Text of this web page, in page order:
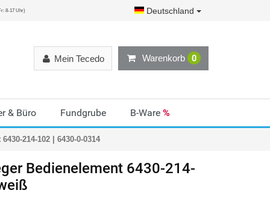
8-17 Uhr) Deutschland
Warenkorb 0
Mein Tecedo
& Büro Fundgrube B-Ware %
214-102 | 6430-0-0314
Bedienelement 6430-214-